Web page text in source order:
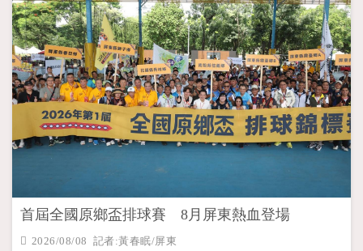
首屆全國原鄉盃排球賽 8月屏東熱血登場
2026/08/08 記者:黃春眠/屏東